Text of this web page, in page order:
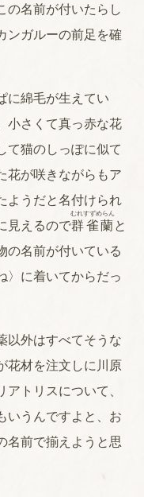
の名前が付いたらし
ンガルーの前足を確
に綿毛が生えてい
小さくて真っ赤な花
て猫のしっぽに似て
花が咲きながらもア
ようだと名付けられ
見えるので群雀蘭
むれすずめらん
と
の名前が付いている
〉に着いてからだっ
以外はすべてそうな
花材を注文しに川原
トリスについて、
いうんですよと、お
名前で揃えようと思